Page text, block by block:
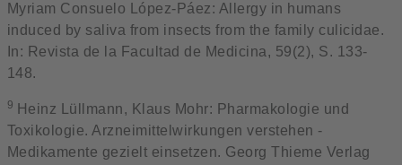
Myriam Consuelo López-Páez: Allergy in humans
induced by saliva from insects from the family culicidae.
In: Revista de la Facultad de Medicina, 59(2), S. 133-
148.
9 Heinz Lüllmann, Klaus Mohr: Pharmakologie und
Toxikologie. Arzneimittelwirkungen verstehen -
Medikamente gezielt einsetzen. Georg Thieme Verlag